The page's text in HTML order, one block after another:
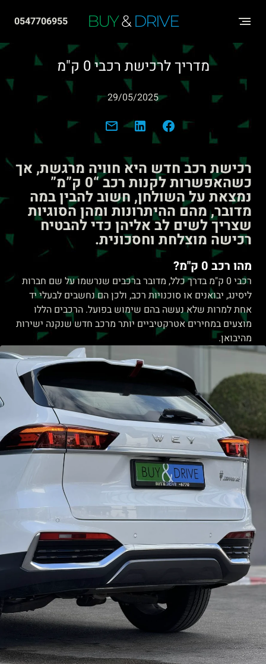
בְּאֲתָר
מֻפְעֶלֶת
"נָגִישׁ
הַמְּסַיַּעַת
לִנְגִישׁוּת
הָאֲתָר.
BUY&DRIVE
0547706955
מדריך לרכישת רכבי 0 ק"מ
29/05/2025
רכישת רכב חדש היא חוויה מרגשת, אך
כשהאפשרות לקנות רכב “0 ק”מ”
נמצאת על השולחן, חשוב להבין במה
מדובר, מהם ההיתרונות ומהן הסוגיות
שצריך לשים לב אליהן כדי להבטיח
רכישה מוצלחת וחסכונית.
מהו רכב 0 ק"מ?
רכבי 0 ק"מ בדרך כלל, מדובר ברכבים שנרשמו על שם חברות
ליסינג, יבואנים או סוכנויות רכב, ולכן הם נחשבים לבעלי יד
אחת למרות שלא נעשה בהם שימוש בפועל. הרכבים הללו
מוצעים במחירים אטרקטיביים יותר מרכב חדש שנקנה ישירות
מהיבואן.